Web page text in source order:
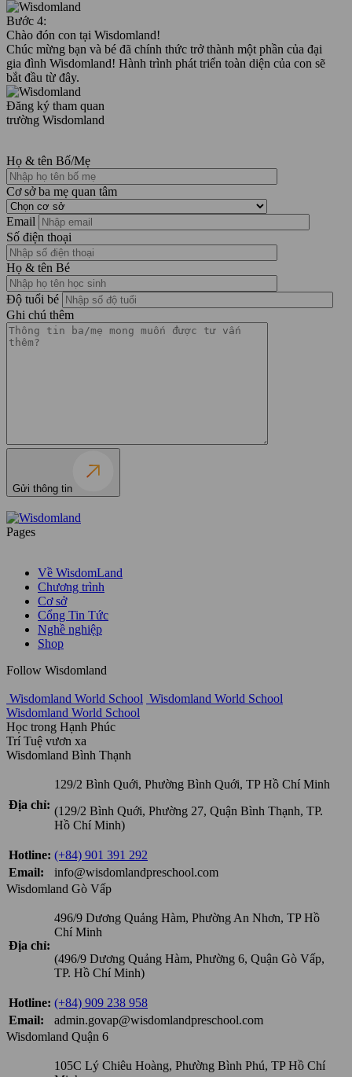
Bước 4:
Chào đón con tại Wisdomland!
Chúc mừng bạn và bé đã chính thức trở thành một phần của đại
gia đình Wisdomland! Hành trình phát triển toàn diện của con sẽ
bắt đầu từ đây.
Đăng ký tham quan
trường Wisdomland
Họ & tên Bố/Mẹ
Cơ sở ba mẹ quan tâm
Email
Số điện thoại
Họ & tên Bé
Độ tuổi bé
Ghi chú thêm
Gửi thông tin
Pages
Về WisdomLand
Chương trình
Cơ sở
Cổng Tin Tức
Nghề nghiệp
Shop
Follow Wisdomland
Wisdomland World School Wisdomland World School
Wisdomland World School
Học trong Hạnh Phúc
Trí Tuệ vươn xa
Wisdomland Bình Thạnh
Địa chỉ:
129/2 Bình Quới, Phường Bình Quới, TP Hồ Chí Minh
(129/2 Bình Quới, Phường 27, Quận Bình Thạnh, TP.
Hồ Chí Minh)
Hotline: (+84) 901 391 292
Email:
info@wisdomlandpreschool.com
Wisdomland Gò Vấp
Địa chỉ:
496/9 Dương Quảng Hàm, Phường An Nhơn, TP Hồ
Chí Minh
(496/9 Dương Quảng Hàm, Phường 6, Quận Gò Vấp,
TP. Hồ Chí Minh)
Hotline: (+84) 909 238 958
Email:
admin.govap@wisdomlandpreschool.com
Wisdomland Quận 6
105C Lý Chiêu Hoàng, Phường Bình Phú, TP Hồ Chí